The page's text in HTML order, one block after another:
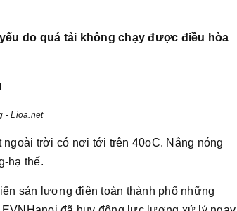
do quá tải không chạy được điều hòa
- Lioa.net
trời có nơi tới trên 40oC. Nắng nóng
hạ thế.
sản lượng điện toàn thành phố những